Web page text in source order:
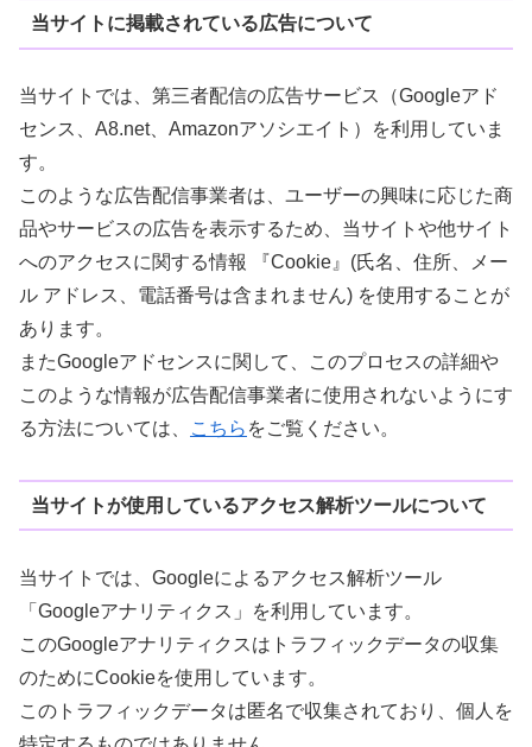
当サイトに掲載されている広告について
当サイトでは、第三者配信の広告サービス（Googleアド
センス、A8.net、Amazonアソシエイト）を利用していま
す。
このような広告配信事業者は、ユーザーの興味に応じた商
品やサービスの広告を表示するため、当サイトや他サイト
へのアクセスに関する情報 『Cookie』(氏名、住所、メー
ル アドレス、電話番号は含まれません) を使用することが
あります。
またGoogleアドセンスに関して、このプロセスの詳細や
このような情報が広告配信事業者に使用されないようにす
る方法については、
こちら をご覧ください。
当サイトが使用しているアクセス解析ツールについて
当サイトでは、Googleによるアクセス解析ツール
「Googleアナリティクス」を利用しています。
このGoogleアナリティクスはトラフィックデータの収集
のためにCookieを使用しています。
このトラフィックデータは匿名で収集されており、個人を